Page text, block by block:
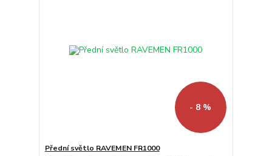
- 8 %
Přední světlo RAVEMEN FR1000